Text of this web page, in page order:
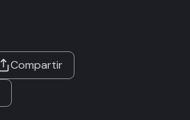
Compartir